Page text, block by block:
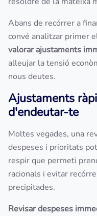
Abans de recórrer a
convé analitzar primer
valorar ajustaments
alleujar la tensió
nous deutes.
Ajustaments
d'endeutar-te
Moltes vegades, una
despeses i prioritats
respir que permeti
racionals i evitar
precipitades.
Revisar despeses